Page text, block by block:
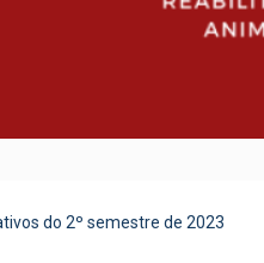
do 2º semestre de 2023